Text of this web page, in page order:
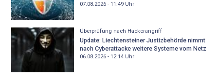
07.08.2026 - 11:49Uhr
Überprüfung nach Hackerangriff
Update: Liechtensteiner Justizbehörde nimmt
nach Cyberattacke weitere Systeme vom Netz
06.08.2026 - 12:14Uhr